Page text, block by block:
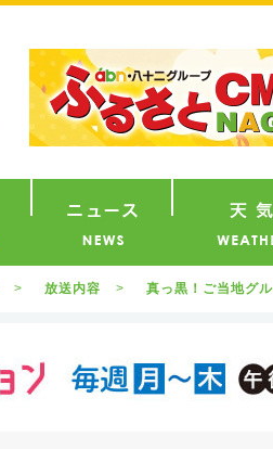
放送内容 真っ黒！ご当地グ